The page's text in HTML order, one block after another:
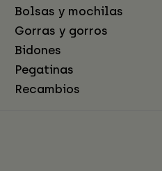
Bolsas y mochilas
Gorras y gorros
Bidones
Pegatinas
Recambios